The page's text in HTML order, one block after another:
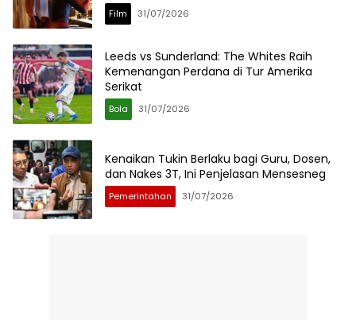
Film 31/07/2026
Leeds vs Sunderland: The Whites Raih
Kemenangan Perdana di Tur Amerika
Serikat
Bola 31/07/2026
Kenaikan Tukin Berlaku bagi Guru, Dosen,
dan Nakes 3T, Ini Penjelasan Mensesneg
Pemerintahan 31/07/2026